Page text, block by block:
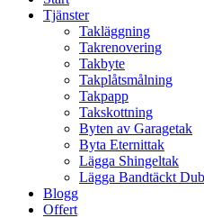
Tjänster
Takläggning
Takrenovering
Takbyte
Takplåtsmålning
Takpapp
Takskottning
Byten av Garagetak
Byta Eternittak
Lägga Shingeltak
Lägga Bandtäckt
Blogg
Offert